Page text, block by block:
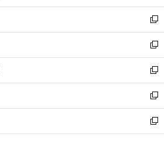
開
く
ウ
で
開
く
ン
ド
ウ
で
開
く
ウ
ィ
ン
ド
ウ
で
開
く
新
し
い
ウ
ィ
ン
ド
ウ
で
開
新
し
い
ウ
ィ
ン
ド
ウ
新
し
い
ウ
ィ
ン
新
し
い
ウ
新
し